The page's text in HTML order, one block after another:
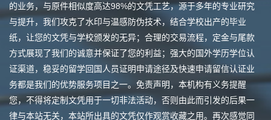
的业务，与原件相似度高达98%的文凭工艺，源于多年的专业研究
与提升，我们攻克了水印与温感防伪技术，结合学校出产的毕业
纸，让您的文凭与学校颁发的无异；合理的交易流程，定金与尾款
方式展现了我们的诚意并保证了您的利益；强大的国外学历学位认
证渠道，稳妥的留学回国人员证明申请途径及快速申请留信认证业
务都是我们的优势服务项目之一。免责声明，本机构有义务提醒
您，不得将定制文凭用于一切非法活动，否则由此而引发的后果一
律与本站无关，本站所出具的文凭仅作观赏收藏之用。再次感觉同